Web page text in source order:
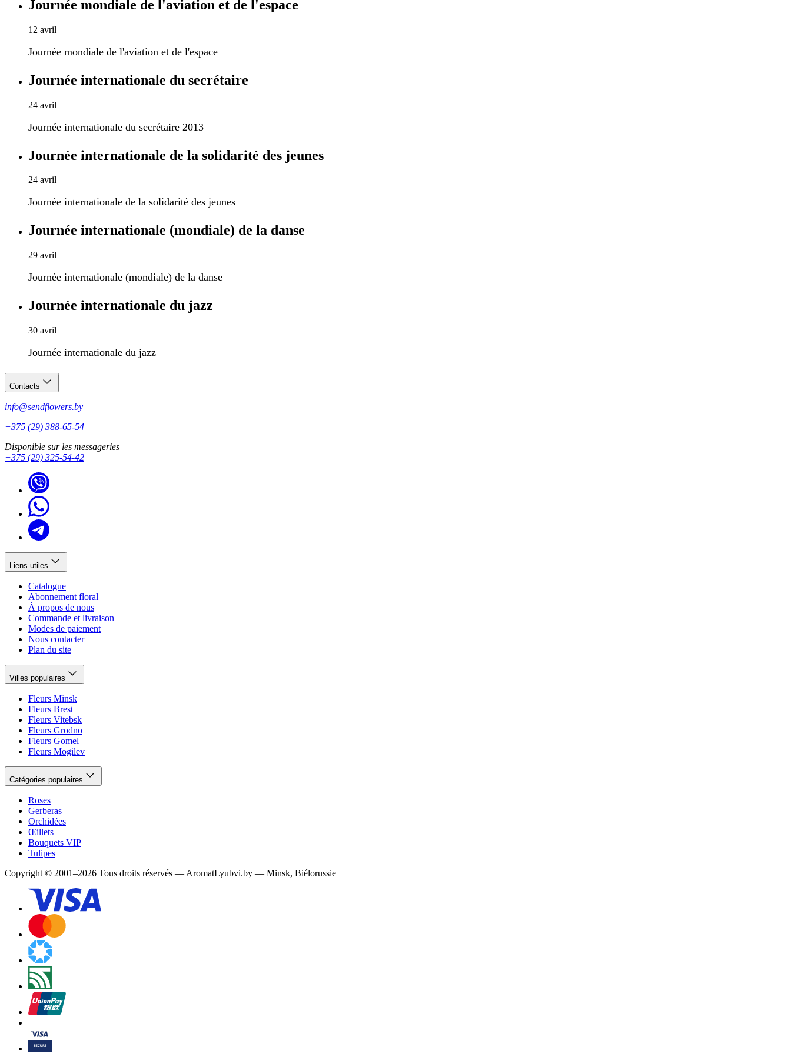
Journée mondiale de l'aviation et de l'espace
12 avril
Journée mondiale de l'aviation et de l'espace
Journée internationale du secrétaire
24 avril
Journée internationale du secrétaire 2013
Journée internationale de la solidarité des jeunes
24 avril
Journée internationale de la solidarité des jeunes
Journée internationale (mondiale) de la danse
29 avril
Journée internationale (mondiale) de la danse
Journée internationale du jazz
30 avril
Journée internationale du jazz
Contacts
info@sendflowers.by
+375 (29) 388-65-54
Disponible sur les messageries
+375 (29) 325-54-42
Liens utiles
Catalogue
Abonnement floral
À propos de nous
Commande et livraison
Modes de paiement
Nous contacter
Plan du site
Villes populaires
Fleurs Minsk
Fleurs Brest
Fleurs Vitebsk
Fleurs Grodno
Fleurs Gomel
Fleurs Mogilev
Catégories populaires
Roses
Gerberas
Orchidées
Œillets
Bouquets VIP
Tulipes
Copyright © 2001–2026 Tous droits réservés — AromatLyubvi.by — Minsk, Biélorussie